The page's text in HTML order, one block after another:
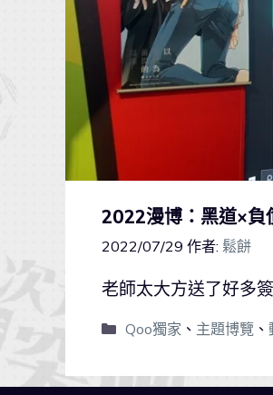
2022漫博：黑道×負
2022/07/29 作者: 鬆餅
老師太大方送了好多
Qoo獨家 、 主題博覽、